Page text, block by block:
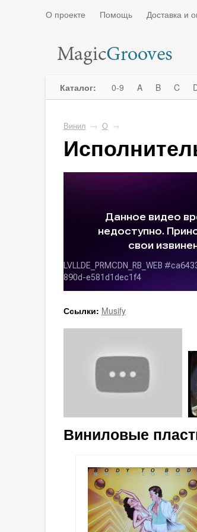
О проекте Помощь Доставка и
Каталог: 0-9 A B C
Винил → O →
Ссылки: Musify
Виниловые